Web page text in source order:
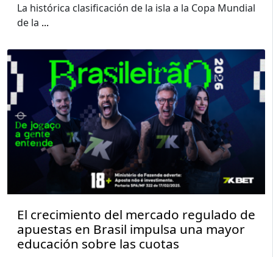
La histórica clasificación de la isla a la Copa Mundial
de la ...
El crecimiento del mercado regulado de
apuestas en Brasil impulsa una mayor
educación sobre las cuotas